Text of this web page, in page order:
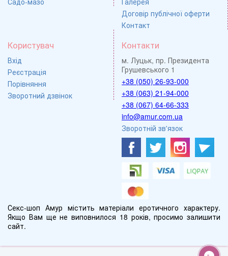
Договір публічної оферти
Контакт
Користувач
Вхід
Реєстрація
Порівняння
Зворотний дзвінок
Контакти
м. Луцьк, пр. Президента
Грушевського 1
+38 (050) 26-93-000
+38 (063) 21-94-000
+38 (067) 64-66-333
info@amur.com.ua
Зворотній зв'язок
Секс-шоп Амур містить матеріали еротичного характеру.
Якщо Вам ще не виповнилося 18 років, просимо залишити
сайт.